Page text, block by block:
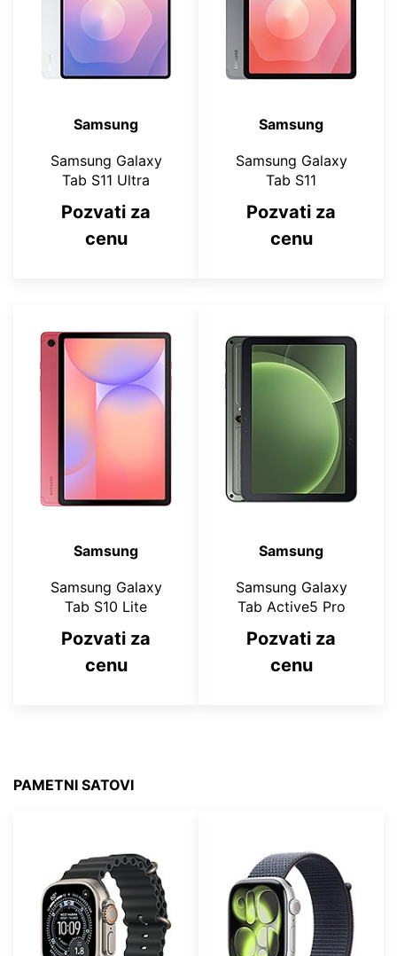
Samsung
Samsung Galaxy
Tab S11 Ultra
Pozvati za
cenu
Samsung
Samsung Galaxy
Tab S11
Pozvati za
cenu
Samsung
Samsung Galaxy
Tab S10 Lite
Pozvati za
cenu
Samsung
Samsung Galaxy
Tab Active5 Pro
Pozvati za
cenu
PAMETNI SATOVI